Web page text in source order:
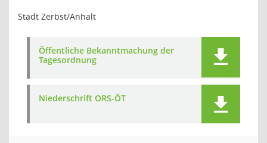
Stadt Zerbst/Anhalt
Öffentliche Bekanntmachung der
Tagesordnung
Niederschrift ORS-ÖT